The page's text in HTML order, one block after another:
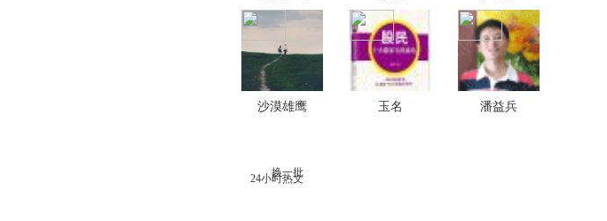
沙漠雄鹰 玉名 潘益兵
24小时热文
换一批